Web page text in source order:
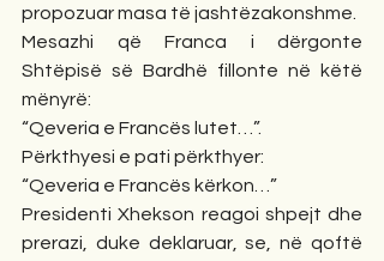
propozuar masa të jashtëzakonshme.
Mesazhi që Franca i dërgonte
Shtëpisë së Bardhë fillonte në këtë
mënyrë:
“Qeveria e Francës lutet…”.
Përkthyesi e pati përkthyer:
“Qeveria e Francës kërkon…”
Presidenti Xhekson reagoi shpejt dhe
prerazi, duke deklaruar, se, në qoftë